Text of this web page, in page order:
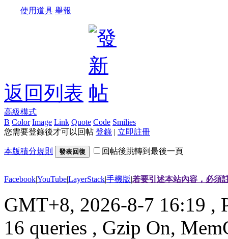
使用道具 舉報
返回列表
高級模式
B Color Image Link Quote Code Smilies
您需要登錄後才可以回帖 登錄 | 立即註冊
本版積分規則 發表回復 回帖後跳轉到最後一頁
Facebook|YouTube|LayerStack|手機版|若要引述本站內容，必須
GMT+8, 2026-8-7 16:19 ,
16 queries , Gzip On,